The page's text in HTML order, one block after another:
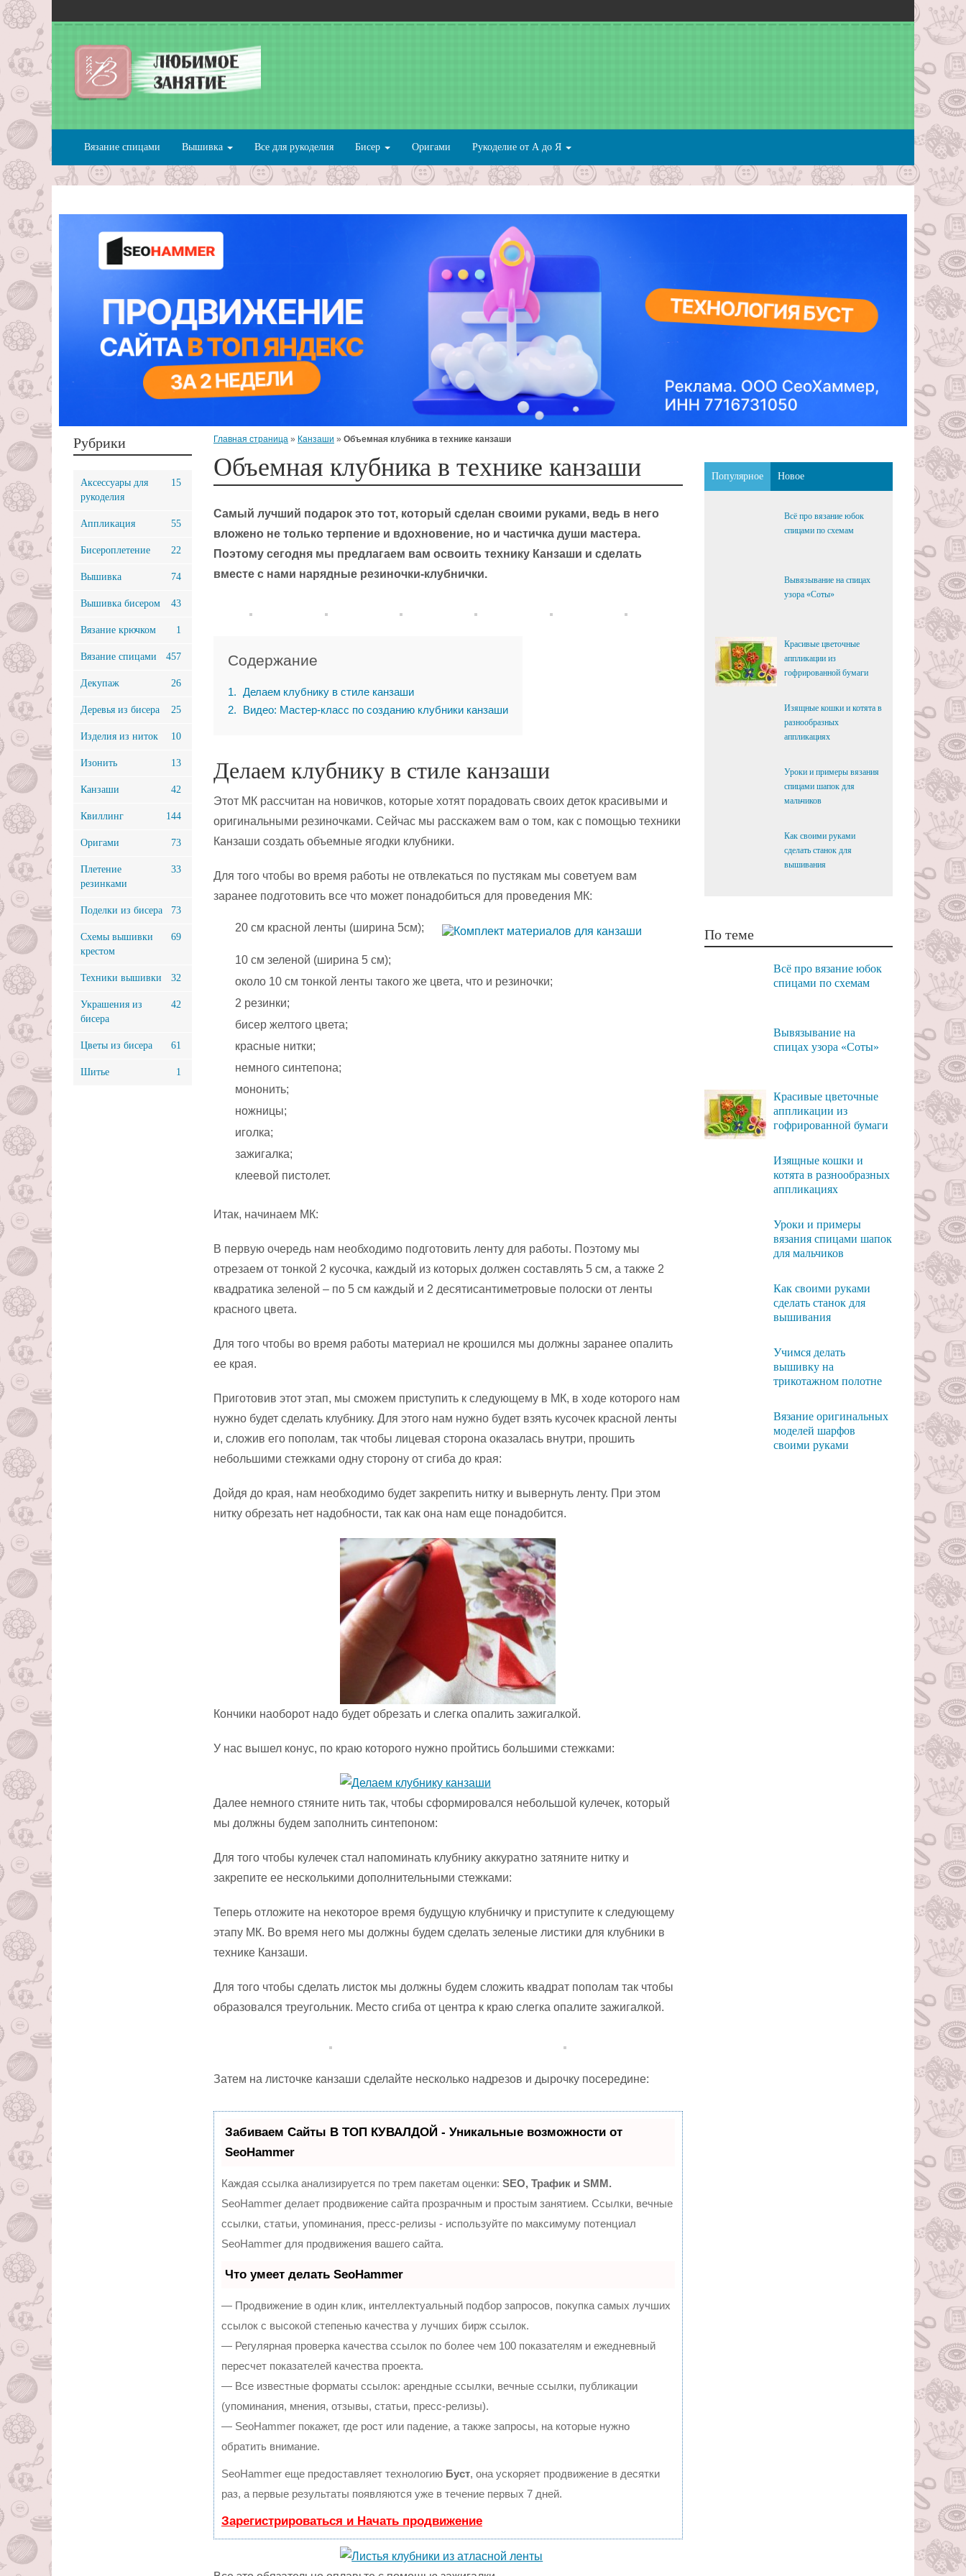
Вязание спицами Вышивка Все для рукоделия Бисер Оригами Рукоделие от А до Я
Главная страница » Канзаши » Объемная клубника в технике канзаши
Объемная клубника в технике канзаши
Самый лучший подарок это тот, который сделан своими руками, ведь в него
вложено не только терпение и вдохновение, но и частичка души мастера.
Поэтому сегодня мы предлагаем вам освоить технику Канзаши и сделать
вместе с нами нарядные резиночки-клубнички.
Содержание
1
Делаем клубнику в стиле канзаши
2
Видео: Мастер-класс по созданию клубники канзаши
Делаем клубнику в стиле канзаши
Этот МК рассчитан на новичков, которые хотят порадовать своих деток красивыми и
оригинальными резиночками. Сейчас мы расскажем вам о том, как с помощью техники
Канзаши создать объемные ягодки клубники.
Для того чтобы во время работы не отвлекаться по пустякам мы советуем вам
заранее подготовить все что может понадобиться для проведения МК:
20 см красной ленты (ширина 5см);
10 см зеленой (ширина 5 см);
около 10 см тонкой ленты такого же цвета, что и резиночки;
2 резинки;
бисер желтого цвета;
красные нитки;
немного синтепона;
мононить;
ножницы;
иголка;
зажигалка;
клеевой пистолет.
Итак, начинаем МК:
В первую очередь нам необходимо подготовить ленту для работы. Поэтому мы
отрезаем от тонкой 2 кусочка, каждый из которых должен составлять 5 см, а также 2
квадратика зеленой – по 5 см каждый и 2 десятисантиметровые полоски от ленты
красного цвета.
Для того чтобы во время работы материал не крошился мы должны заранее опалить
ее края.
Приготовив этот этап, мы сможем приступить к следующему в МК, в ходе которого нам
нужно будет сделать клубнику. Для этого нам нужно будет взять кусочек красной ленты
и, сложив его пополам, так чтобы лицевая сторона оказалась внутри, прошить
небольшими стежками одну сторону от сгиба до края:
Дойдя до края, нам необходимо будет закрепить нитку и вывернуть ленту. При этом
нитку обрезать нет надобности, так как она нам еще понадобится.
Кончики наоборот надо будет обрезать и слегка опалить зажигалкой.
У нас вышел конус, по краю которого нужно пройтись большими стежками:
Далее немного стяните нить так, чтобы сформировался небольшой кулечек, который
мы должны будем заполнить синтепоном:
Для того чтобы кулечек стал напоминать клубнику аккуратно затяните нитку и
закрепите ее несколькими дополнительными стежками:
Теперь отложите на некоторое время будущую клубничку и приступите к следующему
этапу МК. Во время него мы должны будем сделать зеленые листики для клубники в
технике Канзаши.
Для того чтобы сделать листок мы должны будем сложить квадрат пополам так чтобы
образовался треугольник. Место сгиба от центра к краю слегка опалите зажигалкой.
Затем на листочке канзаши сделайте несколько надрезов и дырочку посередине:
Забиваем Сайты В ТОП КУВАЛДОЙ - Уникальные возможности от
SeoHammer
Каждая ссылка анализируется по трем пакетам оценки: SEO, Трафик и SMM.
SeoHammer делает продвижение сайта прозрачным и простым занятием. Ссылки, вечные
ссылки, статьи, упоминания, пресс-релизы - используйте по максимуму потенциал
SeoHammer для продвижения вашего сайта.
Что умеет делать SeoHammer
— Продвижение в один клик, интеллектуальный подбор запросов, покупка самых лучших
ссылок с высокой степенью качества у лучших бирж ссылок.
— Регулярная проверка качества ссылок по более чем 100 показателям и ежедневный
пересчет показателей качества проекта.
— Все известные форматы ссылок: арендные ссылки, вечные ссылки, публикации
(упоминания, мнения, отзывы, статьи, пресс-релизы).
— SeoHammer покажет, где рост или падение, а также запросы, на которые нужно
обратить внимание.
SeoHammer еще предоставляет технологию Буст, она ускоряет продвижение в десятки
раз, а первые результаты появляются уже в течение первых 7 дней.
Зарегистрироваться и Начать продвижение
Популярное Новое
Всё про вязание юбок
спицами по схемам
Вывязывание на спицах
узора «Соты»
Красивые цветочные
аппликации из
гофрированной бумаги
Изящные кошки и котята в
разнообразных
аппликациях
Уроки и примеры вязания
спицами шапок для
мальчиков
Как своими руками
сделать станок для
вышивания
По теме
Всё про вязание юбок
спицами по схемам
Вывязывание на
спицах узора «Соты»
Красивые цветочные
аппликации из
гофрированной бумаги
Изящные кошки и
котята в разнообразных
аппликациях
Уроки и примеры
вязания спицами шапок
для мальчиков
Как своими руками
сделать станок для
вышивания
Учимся делать
вышивку на
трикотажном полотне
Вязание оригинальных
моделей шарфов
своими руками
Рубрики
Аксессуары для
рукоделия
15
Аппликация 55
Бисероплетение 22
Вышивка 74
Вышивка бисером 43
Вязание крючком 1
Вязание спицами 457
Декупаж 26
Деревья из бисера 25
Изделия из ниток 10
Изонить 13
Канзаши 42
Квиллинг 144
Оригами 73
Плетение
резинками
33
Поделки из бисера 73
Схемы вышивки
крестом
69
Техники вышивки 32
Украшения из
бисера
42
Цветы из бисера 61
Шитье 1